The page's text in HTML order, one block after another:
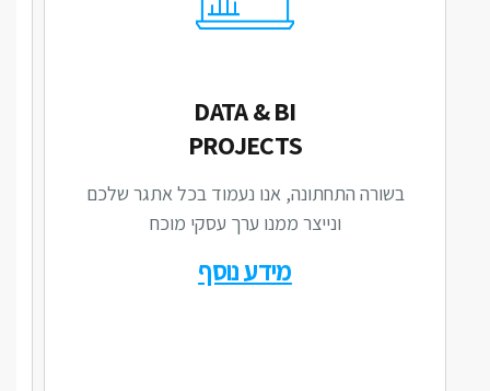
DATA & BI
PROJECTS
בשורה התחתונה, אנו נעמוד בכל אתגר שלכם
ונייצר ממנו ערך עסקי מוכח
מידע נוסף